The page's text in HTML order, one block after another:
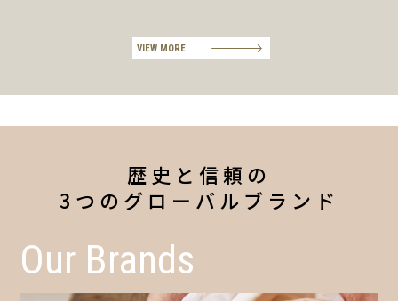
VIEW MORE
歴史と信頼の
3つのグローバルブランド
Our Brands